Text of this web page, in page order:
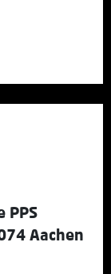
PPS
Aachen